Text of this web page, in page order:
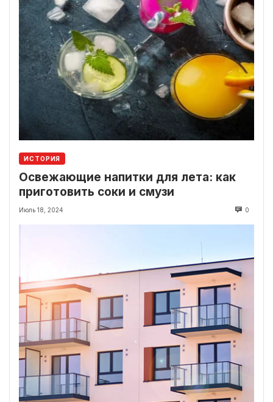
ИСТОРИЯ
Освежающие напитки для лета: как
приготовить соки и смузи
Июль 18, 2024 0